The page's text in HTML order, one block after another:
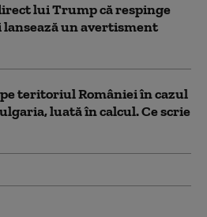
lui Trump că respinge
un avertisment
teritoriul României în cazul
luată în calcul. Ce scrie